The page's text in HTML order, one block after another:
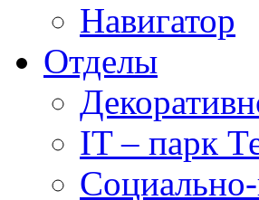
Навигатор
Отделы
IT – парк